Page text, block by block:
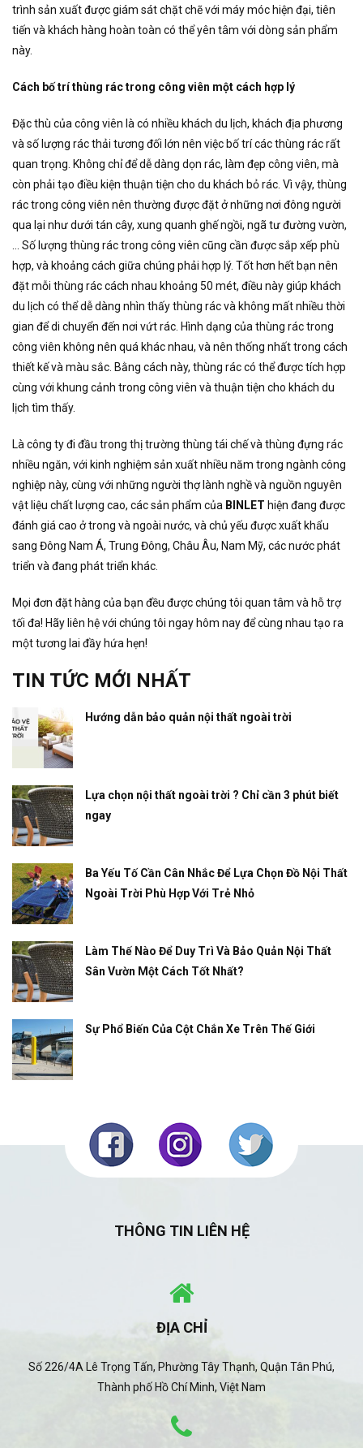
trình sản xuất được giám sát chặt chẽ với máy móc hiện đại, tiên
tiến và khách hàng hoàn toàn có thể yên tâm với dòng sản phẩm
này.
Cách bố trí thùng rác trong công viên một cách hợp lý
Đặc thù của công viên là có nhiều khách du lịch, khách địa phương
và số lượng rác thải tương đối lớn nên việc bố trí các thùng rác rất
quan trọng. Không chỉ để dễ dàng dọn rác, làm đẹp công viên, mà
còn phải tạo điều kiện thuận tiện cho du khách bỏ rác. Vì vậy, thùng
rác trong công viên nên thường được đặt ở những nơi đông người
qua lại như dưới tán cây, xung quanh ghế ngồi, ngã tư đường vườn,
… Số lượng thùng rác trong công viên cũng cần được sắp xếp phù
hợp, và khoảng cách giữa chúng phải hợp lý. Tốt hơn hết bạn nên
đặt mỗi thùng rác cách nhau khoảng 50 mét, điều này giúp khách
du lịch có thể dễ dàng nhìn thấy thùng rác và không mất nhiều thời
gian để di chuyển đến nơi vứt rác. Hình dạng của thùng rác trong
công viên không nên quá khác nhau, và nên thống nhất trong cách
thiết kế và màu sắc. Bằng cách này, thùng rác có thể được tích hợp
cùng với khung cảnh trong công viên và thuận tiện cho khách du
lịch tìm thấy.
Là công ty đi đầu trong thị trường thùng tái chế và thùng đựng rác
nhiều ngăn, với kinh nghiệm sản xuất nhiều năm trong ngành công
nghiệp này, cùng với những người thợ lành nghề và nguồn nguyên
vật liệu chất lượng cao, các sản phẩm của BINLET hiện đang được
đánh giá cao ở trong và ngoài nước, và chủ yếu được xuất khẩu
sang Đông Nam Á, Trung Đông, Châu Âu, Nam Mỹ, các nước phát
triển và đang phát triển khác.
Mọi đơn đặt hàng của bạn đều được chúng tôi quan tâm và hỗ trợ
tối đa! Hãy liên hệ với chúng tôi ngay hôm nay để cùng nhau tạo ra
một tương lai đầy hứa hẹn!
TIN TỨC MỚI NHẤT
Hướng dẫn bảo quản nội thất ngoài trời
Lựa chọn nội thất ngoài trời ? Chỉ cần 3 phút biết
ngay
Ba Yếu Tố Cần Cân Nhắc Để Lựa Chọn Đồ Nội Thất
Ngoài Trời Phù Hợp Với Trẻ Nhỏ
Làm Thế Nào Để Duy Trì Và Bảo Quản Nội Thất
Sân Vườn Một Cách Tốt Nhất?
Sự Phổ Biến Của Cột Chắn Xe Trên Thế Giới
THÔNG TIN LIÊN HỆ
ĐỊA CHỈ
Số 226/4A Lê Trọng Tấn, Phường Tây Thạnh, Quận Tân Phú,
Thành phố Hồ Chí Minh, Việt Nam